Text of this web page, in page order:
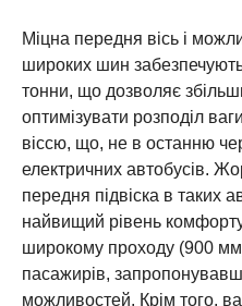
Міцна передня вісь і
широких шин
тонни, що дозволяє
оптимізувати розподіл
віссю, що, не в останню
електричних автобусів.
передня підвіска в таких
найвищий рівень
широкому проходу (900
пасажирів,
можливостей. Крім того,